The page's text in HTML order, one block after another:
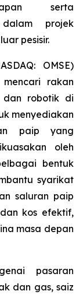
serta
dalam projek
pesisir.
OMSE)
rakan
dan robotik di
menyediakan
paip yang
oleh
bentuk
syarikat
saluran paip
kos efektif,
masa depan
pasaran
dan gas, saiz